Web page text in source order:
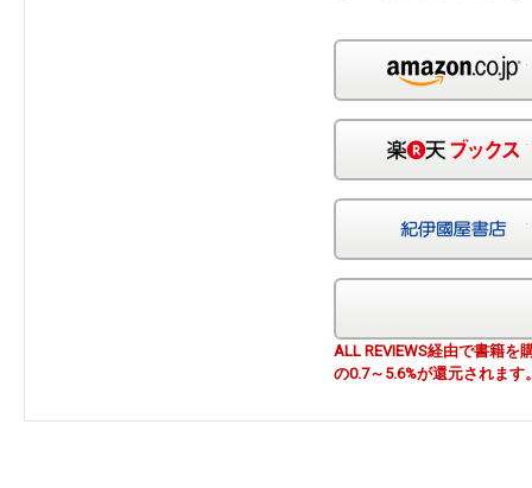
ALL REVIEWS経由で書籍
の0.7～5.6%が還元されます